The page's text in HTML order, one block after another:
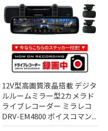
12V型高画質液晶搭載 デジタ
ルルームミラー型2カメラド
ライブレコーダー ミラレコ
DRV-EM4800 ボイスコマン...